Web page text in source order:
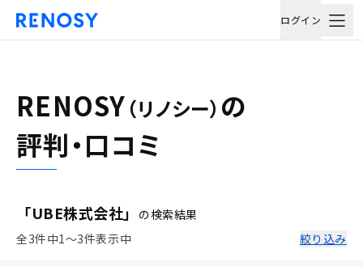
ログイン
RENOSY （リノシー） の
評判・口コミ
「UBE株式会社」
の検索結果
全3件中1〜3件表示中
絞り込み